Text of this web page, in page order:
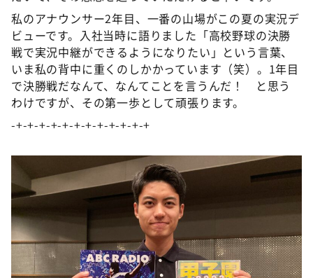
私のアナウンサー2年目、一番の山場がこの夏の実況デ
ビューです。入社当時に語りました「高校野球の決勝
戦で実況中継ができるようになりたい」という言葉、
いま私の背中に重くのしかかっています（笑）。1年目
で決勝戦だなんて、なんてことを言うんだ！ と思う
わけですが、その第一歩として頑張ります。
-+-+-+-+-+-+-+-+-+-+-+-+